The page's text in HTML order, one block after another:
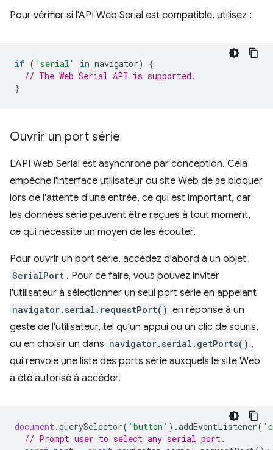
Pour vérifier si l'API Web Serial est compatible, utilisez :
if ( "serial" in navigator)
{
// The Web Serial API is supported.
}
Ouvrir un port série
L'API Web Serial est asynchrone par conception. Cela
empêche l'interface utilisateur du site Web de se bloquer
lors de l'attente d'une entrée, ce qui est important, car
les données série peuvent être reçues à tout moment,
ce qui nécessite un moyen de les écouter.
Pour ouvrir un port série, accédez d'abord à un objet
SerialPort . Pour ce faire, vous pouvez inviter
l'utilisateur à sélectionner un seul port série en appelant
navigator.serial.requestPort() en réponse à un
geste de l'utilisateur, tel qu'un appui ou un clic de souris,
ou en choisir un dans navigator.serial.getPorts() ,
qui renvoie une liste des ports série auxquels le site Web
a été autorisé à accéder.
document.querySelector( 'button' ).addEventListener(
// Prompt user to select any serial port.